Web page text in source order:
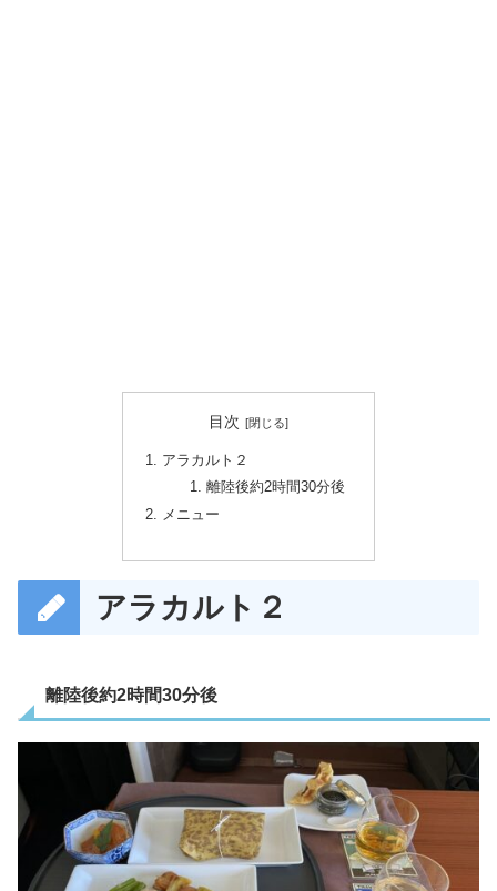
目次
アラカルト２
離陸後約2時間30分後
メニュー
アラカルト２
離陸後約2時間30分後